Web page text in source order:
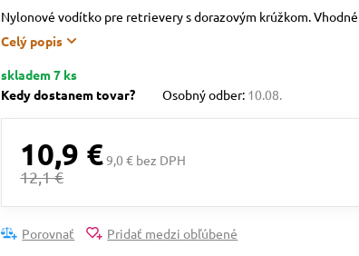
Nylonové vodítko pre retrievery s dorazovým krúžkom.
Celý popis
skladem 7 ks
Kedy dostanem tovar?
Osobný odber: 10.08.
10,9 €9,0 € bez DPH
12,1 €
Porovnať Pridať medzi obľúbené